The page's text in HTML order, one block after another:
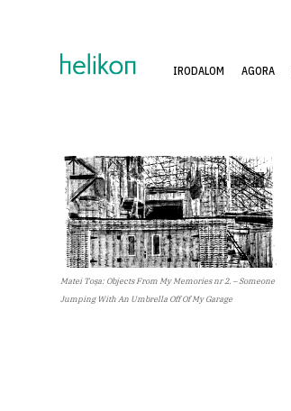
IRODALOM AGORA
Matei Toșa: Objects From My Memories nr 2. – Someone
Jumping With An Umbrella Off Of My Garage